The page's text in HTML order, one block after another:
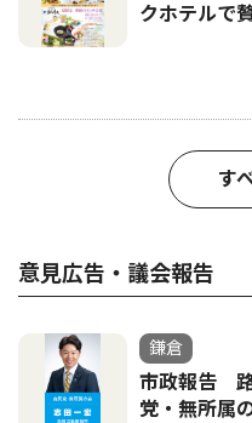
クホテルで
す
意見広告・議会報告
鎌倉
市政報告
党・無所属